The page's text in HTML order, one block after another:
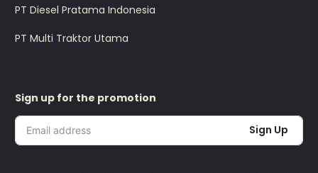
PT Diesel Pratama Indonesia
PT Multi Traktor Utama
Sign up for the promotion
Sign Up